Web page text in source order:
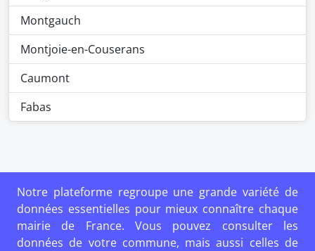
Montgauch
Montjoie-en-Couserans
Caumont
Fabas
Notre plateforme regroupe une grande variété de
données essentielles pour mieux connaître chaque
mairie de France. Vous pouvez consulter les
données de votre commune, mais aussi celles de